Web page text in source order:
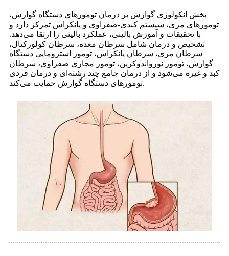
بخش انکولوژی گوارش بر درمان تومورهای دستگاه گوارش،
تومورهای مری، سیستم کبدی-صفراوی و پانکراس تمرکز دارد و
با تحقیقات و آموزش بالینی، عملکرد بالینی را ارتقا می‌دهد.
تشخیص و درمان شامل سرطان معده، سرطان کولورکتال،
سرطان مری، سرطان پانکراس، تومور استرومایی دستگاه
گوارش، تومور نورواندوکرین، تومور مجاری صفراوی، سرطان
کبد و غیره می‌شود و از درمان جامع چند رشته‌ای و درمان فردی
تومورهای دستگاه گوارش حمایت می‌کند.